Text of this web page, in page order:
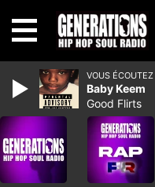
VOUS
Baby Keem
Good Flirts